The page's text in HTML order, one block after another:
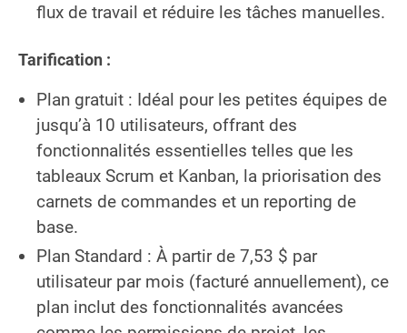
flux de travail et réduire les tâches manuelles.
Tarification :
Plan gratuit : Idéal pour les petites équipes de
jusqu’à 10 utilisateurs, offrant des
fonctionnalités essentielles telles que les
tableaux Scrum et Kanban, la priorisation des
carnets de commandes et un reporting de
base.
Plan Standard : À partir de 7,53 $ par
utilisateur par mois (facturé annuellement), ce
plan inclut des fonctionnalités avancées